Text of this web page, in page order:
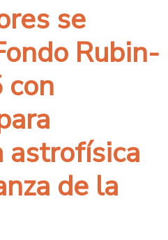
se
Rubin-
con
astrofísica
de la